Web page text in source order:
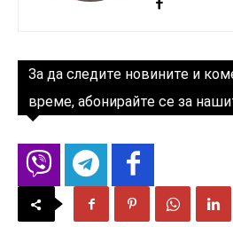
За да следите новините и
време, абонирайте се за